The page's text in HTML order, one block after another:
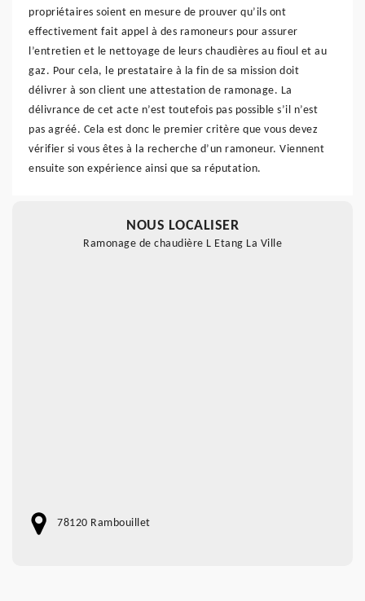
propriétaires soient en mesure de prouver qu’ils ont
effectivement fait appel à des ramoneurs pour assurer
l’entretien et le nettoyage de leurs chaudières au fioul et au
gaz. Pour cela, le prestataire à la fin de sa mission doit
délivrer à son client une attestation de ramonage. La
délivrance de cet acte n’est toutefois pas possible s’il n’est
pas agréé. Cela est donc le premier critère que vous devez
vérifier si vous êtes à la recherche d’un ramoneur. Viennent
ensuite son expérience ainsi que sa réputation.
NOUS LOCALISER
Ramonage de chaudière L Etang La Ville
78120 Rambouillet